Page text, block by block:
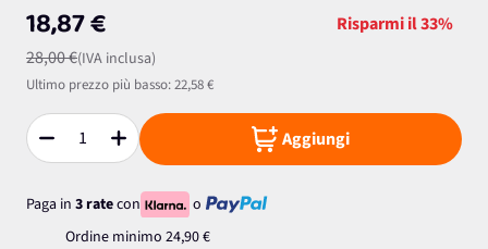
18,87 €
28,00 €(IVA inclusa)
Risparmi il33%
Ultimo prezzo più basso:22,58 €
Quantità Aggiungi
Paga in 3 ratecon
o
Ordine minimo 24,90 €